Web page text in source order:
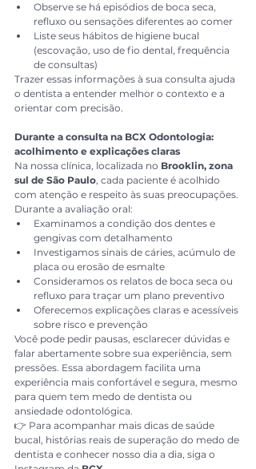
Observe se há episódios de boca seca,
refluxo ou sensações diferentes ao comer
Liste seus hábitos de higiene bucal
(escovação, uso de fio dental, frequência
de consultas)
Trazer essas informações à sua consulta ajuda
o dentista a entender melhor o contexto e a
orientar com precisão.
Durante a consulta na BCX Odontologia:
acolhimento e explicações claras
Na nossa clínica, localizada no Brooklin, zona
sul de São Paulo, cada paciente é acolhido
com atenção e respeito às suas preocupações.
Durante a avaliação oral:
Examinamos a condição dos dentes e
gengivas com detalhamento
Investigamos sinais de cáries, acúmulo de
placa ou erosão de esmalte
Consideramos os relatos de boca seca ou
refluxo para traçar um plano preventivo
Oferecemos explicações claras e acessíveis
sobre risco e prevenção
Você pode pedir pausas, esclarecer dúvidas e
falar abertamente sobre sua experiência, sem
pressões. Essa abordagem facilita uma
experiência mais confortável e segura, mesmo
para quem tem medo de dentista ou
ansiedade odontológica.
👉 Para acompanhar mais dicas de saúde
bucal, histórias reais de superação do medo de
dentista e conhecer nosso dia a dia, siga o